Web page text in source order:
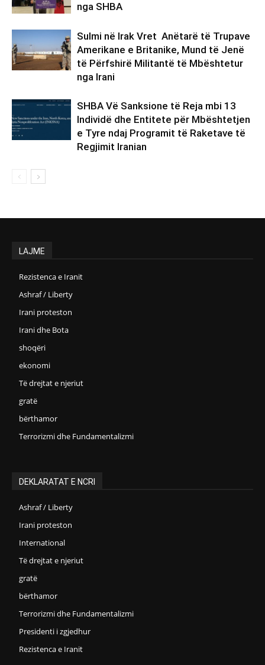
nga SHBA
Sulmi në Irak Vret Anëtarë të Trupave
Amerikane e Britanike, Mund të Jenë
të Përfshirë Militantë të Mbështetur
nga Irani
SHBA Vë Sanksione të Reja mbi 13
Individë dhe Entitete për Mbështetjen
e Tyre ndaj Programit të Raketave të
Regjimit Iranian
LAJME
Rezistenca e Iranit
Ashraf / Liberty
Irani proteston
Irani dhe Bota
shoqëri
ekonomi
Të drejtat e njeriut
gratë
bërthamor
Terrorizmi dhe Fundamentalizmi
DEKLARATAT E NCRI
Ashraf / Liberty
Irani proteston
International
Të drejtat e njeriut
gratë
bërthamor
Terrorizmi dhe Fundamentalizmi
Presidenti i zgjedhur
Rezistenca e Iranit